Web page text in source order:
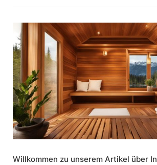
Willkommen zu unserem Artikel über